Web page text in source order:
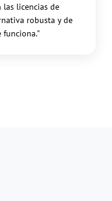
las licencias de
robusta y de